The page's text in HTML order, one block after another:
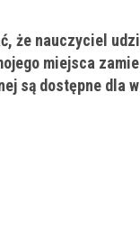
że nauczyciel
miejsca
są dostępne dla